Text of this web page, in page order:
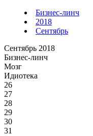
Бизнес-линч
2018
Сентябрь
Сентябрь 2018
Бизнес-линч
Мозг
Идиотека
26
27
28
29
30
31